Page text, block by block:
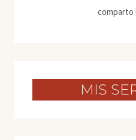
comparto
MIS